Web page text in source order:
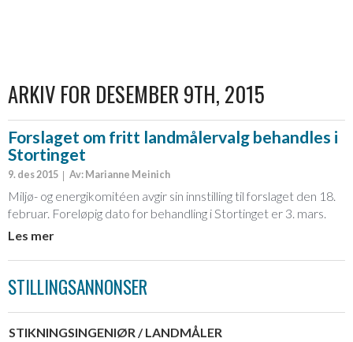
ARKIV FOR DESEMBER 9TH, 2015
Forslaget om fritt landmålervalg behandles i
Stortinget
9. des 2015 Av: Marianne Meinich
Miljø- og energikomitéen avgir sin innstilling til forslaget den 18.
februar. Foreløpig dato for behandling i Stortinget er 3. mars.
Les mer
STILLINGSANNONSER
STIKNINGSINGENIØR / LANDMÅLER